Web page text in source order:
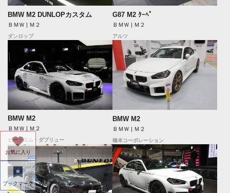
BMW M2 DUNLOPカスタム
ＢＭＷ | Ｍ２
ダンロップ
G87 M2 ｸｰﾍﾟ
ＢＭＷ | Ｍ２
アルツ
BMW M2
ＢＭＷ | Ｍ２
ビー・エム・ダブリュー
BMW M2
ＢＭＷ | Ｍ２
橋本コーポレーション
お気に入り
ブックマーク